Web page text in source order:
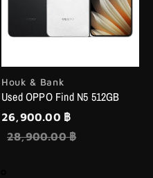
Houk & Bank
Used OPPO Find N5 512GB
26,900.00 ฿
28,900.00 ฿